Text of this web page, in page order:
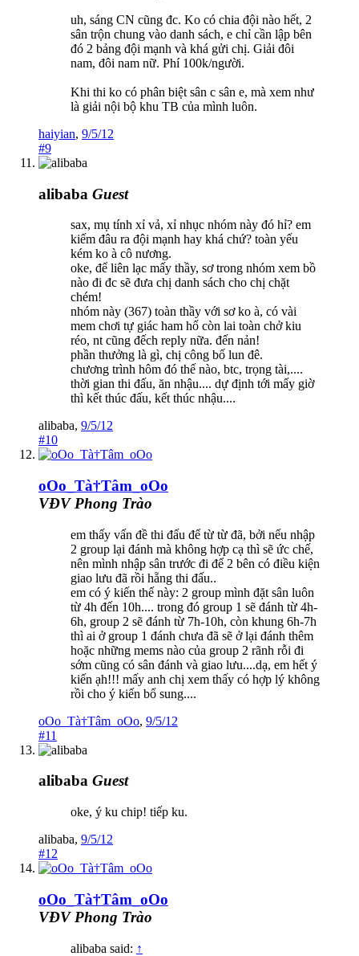
uh, sáng CN cũng đc. Ko có chia đội nào hết, 2
sân trộn chung vào danh sách, e chỉ cần lập bên
đó 2 bảng đội mạnh và khá gửi chị. Giải đôi
nam, đôi nam nữ. Phí 100k/người.
Khi thi ko có phân biệt sân c sân e, mà xem như
là giải nội bộ khu TB của mình luôn.
haiyian, 9/5/12
#9
alibaba Guest
sax, mụ tính xỉ vả, xỉ nhục nhóm này đó hỉ? em
kiếm đâu ra đội mạnh hay khá chứ? toàn yếu
kém ko à cô nương.
oke, để liên lạc mấy thầy, sơ trong nhóm xem bồ
nào đi đc sẽ đưa chị danh sách cho chị chặt
chém!
nhóm này (367) toàn thầy với sơ ko à, có vài
mem chơi tự giác ham hố còn lai toàn chở kiu
réo, nt cũng đếch reply nữa. đến nản!
phần thưởng là gì, chị công bố lun đê.
chương trình hôm đó thế nào, btc, trọng tài,....
thời gian thi đấu, ăn nhậu.... dự định tới mấy giờ
thì kết thúc đấu, kết thúc nhậu....
alibaba, 9/5/12
#10
oOo_Tà†Tâm_oOo
VĐV Phong Trào
em thấy vấn đề thi đấu để từ từ đã, bởi nếu nhập
2 group lại đánh mà không hợp cạ thì sẽ ức chế,
nên mình nhập sân trước đi để 2 bên có điều kiện
giao lưu đã rồi hẵng thi đấu..
em có ý kiến thế này: 2 group mình đặt sân luôn
từ 4h đến 10h.... trong đó group 1 sẽ đánh từ 4h-
6h, group 2 sẽ đánh từ 7h-10h, còn khung 6h-7h
thì ai ở group 1 đánh chưa đã sẽ ở lại đánh thêm
hoặc những mems nào của group 2 rãnh rỗi đi
sớm cũng có sân đánh và giao lưu....dạ, em hết ý
kiến ạh!!! mấy anh chị xem thấy có hợp lý không
rồi cho ý kiến bổ sung....
oOo_Tà†Tâm_oOo, 9/5/12
#11
alibaba Guest
oke, ý ku chip! tiếp ku.
alibaba, 9/5/12
#12
oOo_Tà†Tâm_oOo
VĐV Phong Trào
alibaba said: ↑